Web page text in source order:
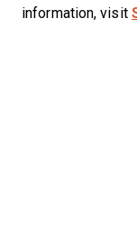
information, visit